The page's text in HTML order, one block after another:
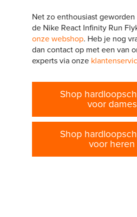
Net zo enthousiast
de Nike React Infinity Run
onze webshop. Heb je nog
dan contact op met een van
experts via onze
Shop
voor dames
Shop
voor heren